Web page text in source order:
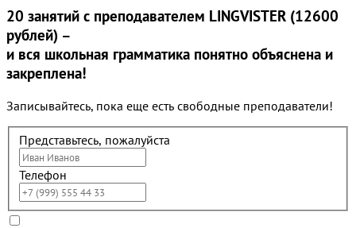
20 занятий с преподавателем LINGVISTER (12600
рублей) –
и вся школьная грамматика понятно объяснена и
закреплена!
Записывайтесь, пока еще есть свободные преподаватели!
Представьтесь, пожалуйста
Телефон